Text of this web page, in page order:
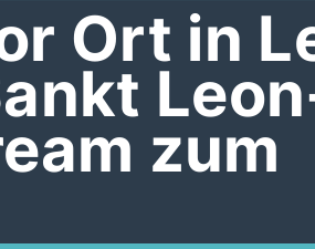
Ort in
zum